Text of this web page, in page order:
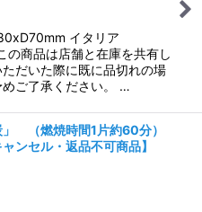
イタリア
の商品は店舗と在庫を共有し
だいた際に既に品切れの場
ご了承ください。 …
（燃焼時間1片約60分）
ンセル・返品不可商品】